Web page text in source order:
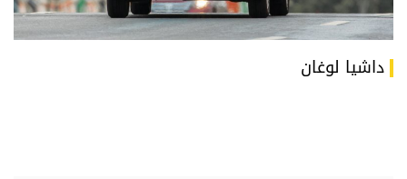
داشيا لوغان